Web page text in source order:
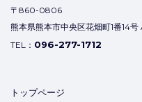
〒860-0806
熊本県熊本市中央区花畑町1番14
TEL： 096-277-1712
トップページ